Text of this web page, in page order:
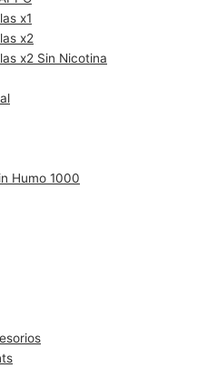
x1
x2
x2 Sin Nicotina
Humo 1000